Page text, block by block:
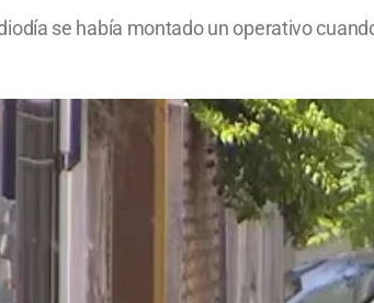
se había montado un operativo